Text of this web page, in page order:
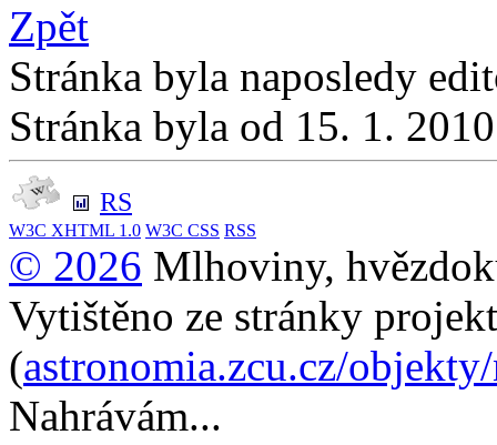
Zpět
Stránka byla naposledy
Stránka byla od 15. 1.
RS
W3C XHTML 1.0 W3C CSS RSS
© 2026 Mlhoviny,
Vytištěno ze stránky
(astronomia.zcu.cz/
Nahrávám...